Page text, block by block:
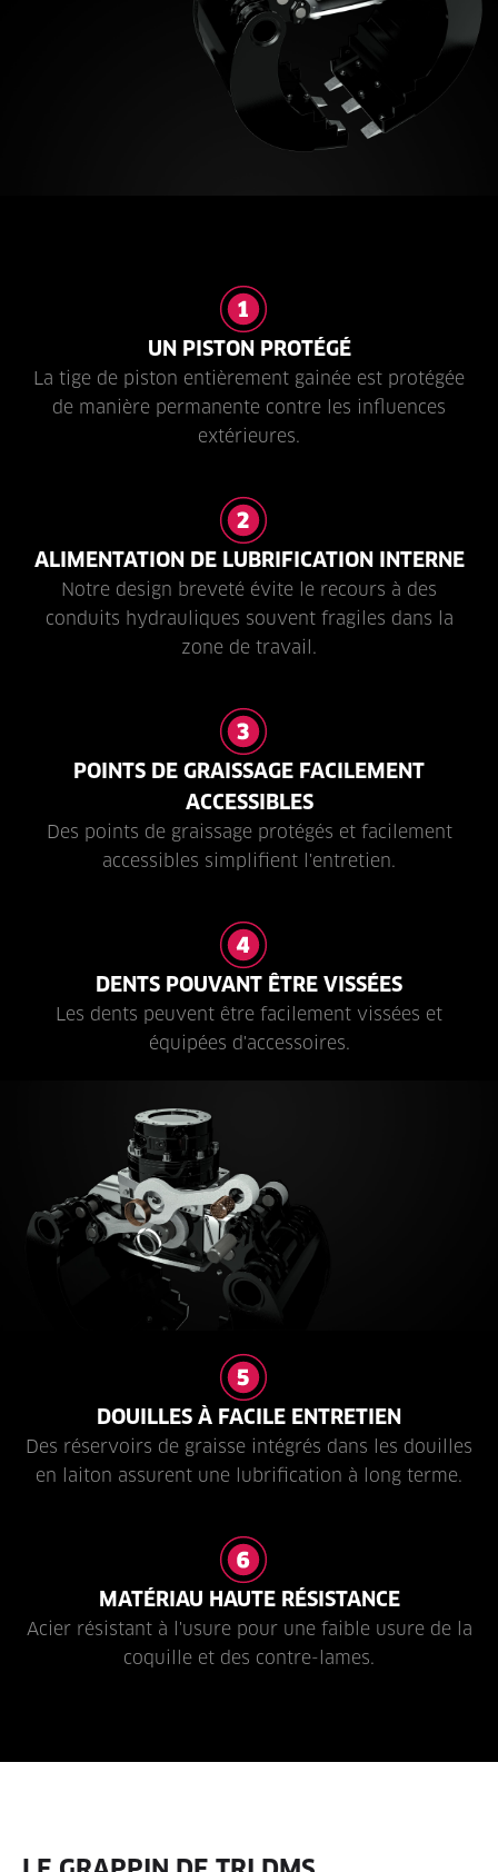
UN PISTON PROTÉGÉ
La tige de piston entièrement gainée est protégée
de manière permanente contre les influences
extérieures.
ALIMENTATION DE LUBRIFICATION INTERNE
Notre design breveté évite le recours à des
conduits hydrauliques souvent fragiles dans la
zone de travail.
POINTS DE GRAISSAGE FACILEMENT
ACCESSIBLES
Des points de graissage protégés et facilement
accessibles simplifient l'entretien.
DENTS POUVANT ÊTRE VISSÉES
Les dents peuvent être facilement vissées et
équipées d'accessoires.
DOUILLES À FACILE ENTRETIEN
Des réservoirs de graisse intégrés dans les douilles
en laiton assurent une lubrification à long terme.
MATÉRIAU HAUTE RÉSISTANCE
Acier résistant à l'usure pour une faible usure de la
coquille et des contre-lames.